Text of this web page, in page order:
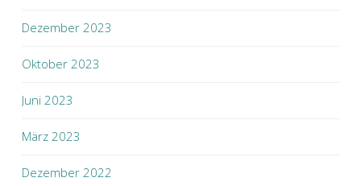
Dezember 2023
Oktober 2023
Juni 2023
März 2023
Dezember 2022